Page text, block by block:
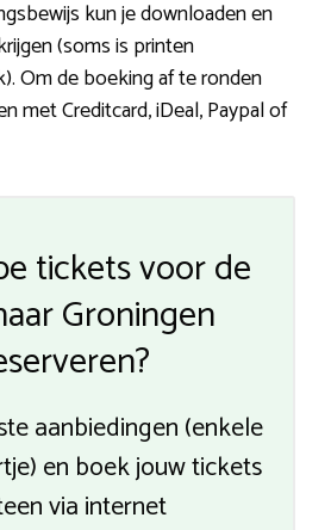
kun je downloaden en
(soms is printen
Om de boeking af te ronden
met Creditcard, iDeal, Paypal of
tickets voor de
Groningen
aanbiedingen (enkele
en boek jouw tickets
via internet